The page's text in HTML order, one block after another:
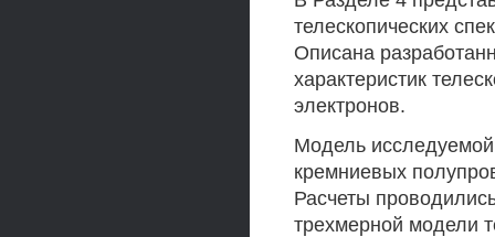
телескопических
Описана
характеристик
электронов.
Модель исследуемой
кремниевых
Расчеты
трехмерной модели